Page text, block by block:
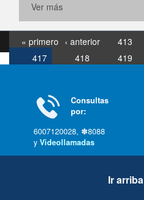
Ver más
« primero ‹ anterior 413
417
418 419
Consultas
por:
6007120028, ✽8088
y Videollamadas
Ir arriba